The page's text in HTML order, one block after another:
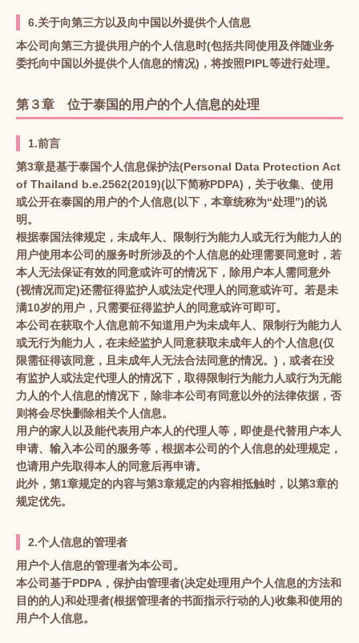
6.关于向第三方以及向中国以外提供个人信息
本公司向第三方提供用户的个人信息时(包括共同使用及伴随业务
委托向中国以外提供个人信息的情况)，将按照PIPL等进行处理。
第３章 位于泰国的用户的个人信息的处理
1.前言
第3章是基于泰国个人信息保护法(Personal Data Protection Act
of Thailand b.e.2562(2019)(以下简称PDPA)，关于收集、使用
或公开在泰国的用户的个人信息(以下，本章统称为“处理”)的说
明。
根据泰国法律规定，未成年人、限制行为能力人或无行为能力人的
用户使用本公司的服务时所涉及的个人信息的处理需要同意时，若
本人无法保证有效的同意或许可的情况下，除用户本人需同意外
(视情况而定)还需征得监护人或法定代理人的同意或许可。若是未
满10岁的用户，只需要征得监护人的同意或许可即可。
本公司在获取个人信息前不知道用户为未成年人、限制行为能力人
或无行为能力人，在未经监护人同意获取未成年人的个人信息(仅
限需征得该同意，且未成年人无法合法同意的情况。)，或者在没
有监护人或法定代理人的情况下，取得限制行为能力人或行为无能
力人的个人信息的情况下，除非本公司有同意以外的法律依据，否
则将会尽快删除相关个人信息。
用户的家人以及能代表用户本人的代理人等，即使是代替用户本人
申请、输入本公司的服务等，根据本公司的个人信息的处理规定，
也请用户先取得本人的同意后再申请。
此外，第1章规定的内容与第3章规定的内容相抵触时，以第3章的
规定优先。
2.个人信息的管理者
用户个人信息的管理者为本公司。
本公司基于PDPA，保护由管理者(决定处理用户个人信息的方法和
目的的人)和处理者(根据管理者的书面指示行动的人)收集和使用的
用户个人信息。